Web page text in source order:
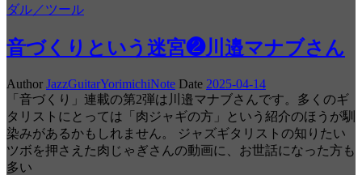
ダル／ツール
音づくりという迷宮❷川邉マナブさん
Author JazzGuitarYorimichiNote Date 2025-04-14
「音づくり」連載の第2弾は川邉マナブさんです。多くのギ
タリストにとっては「肉ジャギの方」という紹介のほうが馴
染みがあるかもしれません。 ジャズギタリストの知りたい
ツボを押さえた肉じゃぎさんの動画に、お世話になった方も
多い